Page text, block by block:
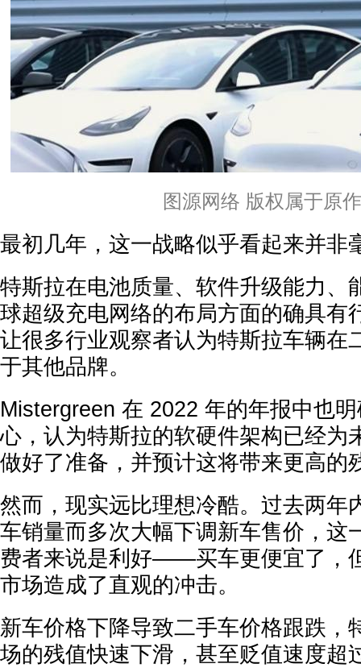
图源网络 版权属于原
最初几年，这一战略似乎看起来并非
特斯拉在电池质量、软件升级能力、
球超级充电网络的布局方面的确具有
让很多行业观察者认为特斯拉车辆在
于其他品牌。
Mistergreen 在 2022 年的年报中也
心，认为特斯拉的软硬件架构已经为
做好了准备，并预计这将带来更高的
然而，现实远比理想冷酷。过去两年
车销量而多次大幅下调新车售价，这
费者来说是利好——买车更便宜了，
市场造成了直观的冲击。
新车价格下降导致二手车价格跟跌，
场的残值快速下滑，甚至贬值速度超